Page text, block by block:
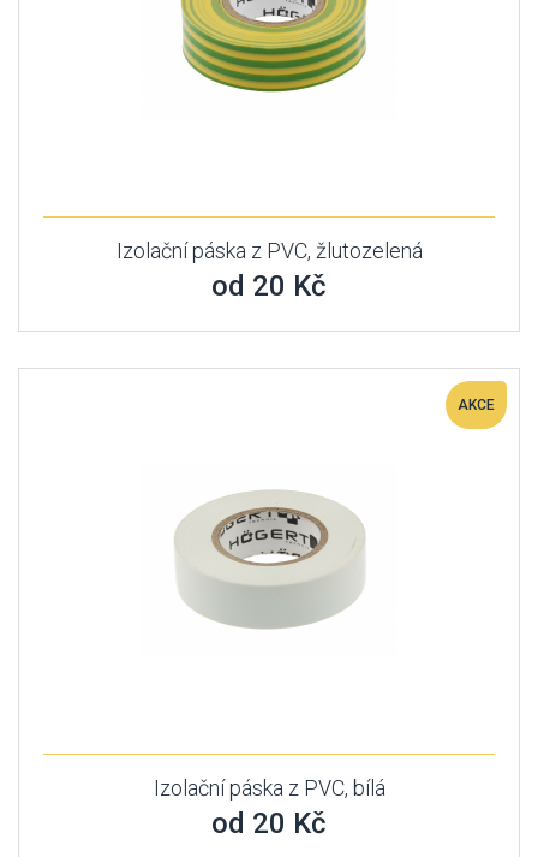
Izolační páska z PVC, žlutozelená
od 20 Kč
AKCE
Izolační páska z PVC, bílá
od 20 Kč